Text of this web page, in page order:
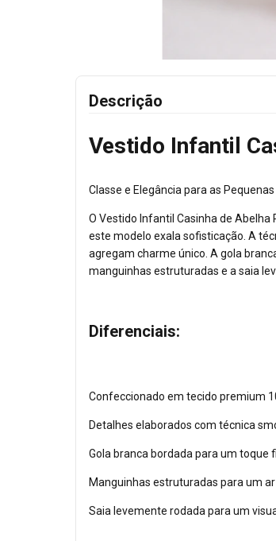
Descrição
Vestido Infantil
Classe e Elegância para as
O Vestido Infantil Casinha de
este modelo exala sofisticação. A
agregam charme único. A gola
manguinhas estruturadas e a saia
Diferenciais:
Confeccionado em tecido premium
Detalhes elaborados com técnica
Gola branca bordada para um toque
Manguinhas estruturadas para um
Saia levemente rodada para um